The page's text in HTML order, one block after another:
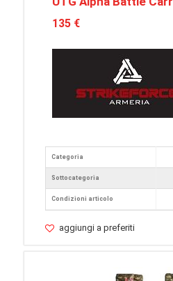
135 €
Categoria
Sottocategoria
Condizioni articolo
aggiungi a preferiti